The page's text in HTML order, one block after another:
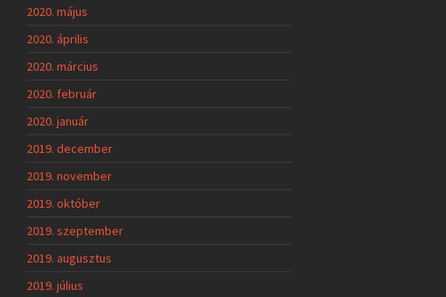
2020. május
2020. április
2020. március
2020. február
2020. január
2019. december
2019. november
2019. október
2019. szeptember
2019. augusztus
2019. július